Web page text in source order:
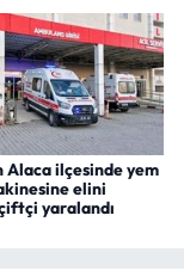
Alaca ilçesinde yem
elini
yaralandı